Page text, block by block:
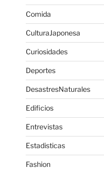
Comida
CulturaJaponesa
Curiosidades
Deportes
DesastresNaturales
Edificios
Entrevistas
Estadisticas
Fashion